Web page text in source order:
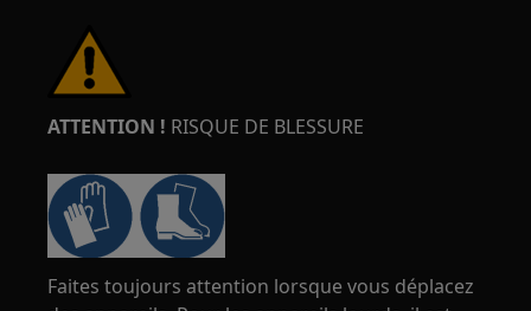
ATTENTION ! RISQUE DE BLESSURE
Faites toujours attention lorsque vous déplacez